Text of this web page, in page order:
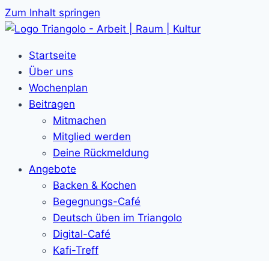
Zum Inhalt springen
Startseite
Über uns
Wochenplan
Beitragen
Mitmachen
Mitglied werden
Deine Rückmeldung
Angebote
Backen & Kochen
Begegnungs-Café
Deutsch üben im Triangolo
Digital-Café
Kafi-Treff